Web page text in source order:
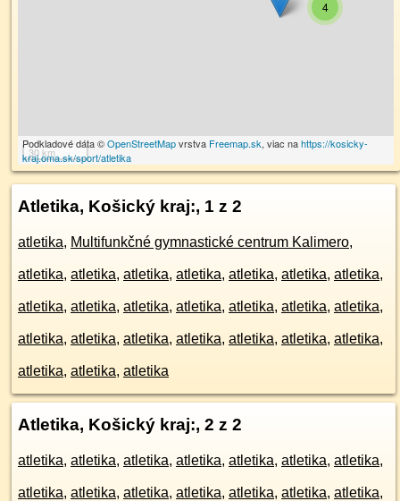
4
30 km
Podkladové dáta ©OpenStreetMapvrstva Freemap.sk, viac nahttps://kosicky-
kraj.oma.sk/sport/atletika
Atletika, Košický kraj:, 1 z 2
atletika, Multifunkčné gymnastické centrum Kalimero,
atletika, atletika, atletika, atletika, atletika, atletika, atletika,
atletika, atletika, atletika, atletika, atletika, atletika, atletika,
atletika, atletika, atletika, atletika, atletika, atletika, atletika,
atletika, atletika, atletika
Atletika, Košický kraj:, 2 z 2
atletika, atletika, atletika, atletika, atletika, atletika, atletika,
atletika, atletika, atletika, atletika, atletika, atletika, atletika,